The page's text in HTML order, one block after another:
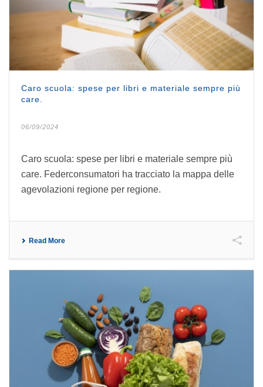
Caro scuola: spese per libri e materiale sempre più
care.
06/09/2024
Caro scuola: spese per libri e materiale sempre più
care. Federconsumatori ha tracciato la mappa delle
agevolazioni regione per regione.
Read More